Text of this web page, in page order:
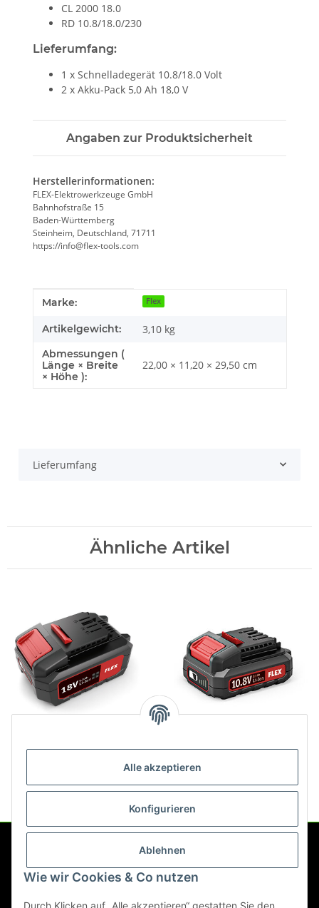
Alle akzeptieren
Konfigurieren
Ablehnen
Wie wir Cookies & Co nutzen
Durch Klicken auf „Alle akzeptieren“ gestatten Sie den
CL 2000 18.0
RD 10.8/18.0/230
Lieferumfang:
1 x Schnelladegerät 10.8/18.0 Volt
2 x Akku-Pack 5,0 Ah 18,0 V
Angaben zur Produktsicherheit
Herstellerinformationen:
FLEX-Elektrowerkzeuge GmbH
Bahnhofstraße 15
Baden-Württemberg
Steinheim, Deutschland, 71711
https://info@flex-tools.com
Produkteigenschaft
Wert
Marke: Flex
Artikelgewicht: 3,10 kg
Abmessungen (
Länge × Breite
× Höhe ):
22,00 × 11,20 × 29,50 cm
Lieferumfang
Ähnliche Artikel
Service
Gesetzliche Informationen